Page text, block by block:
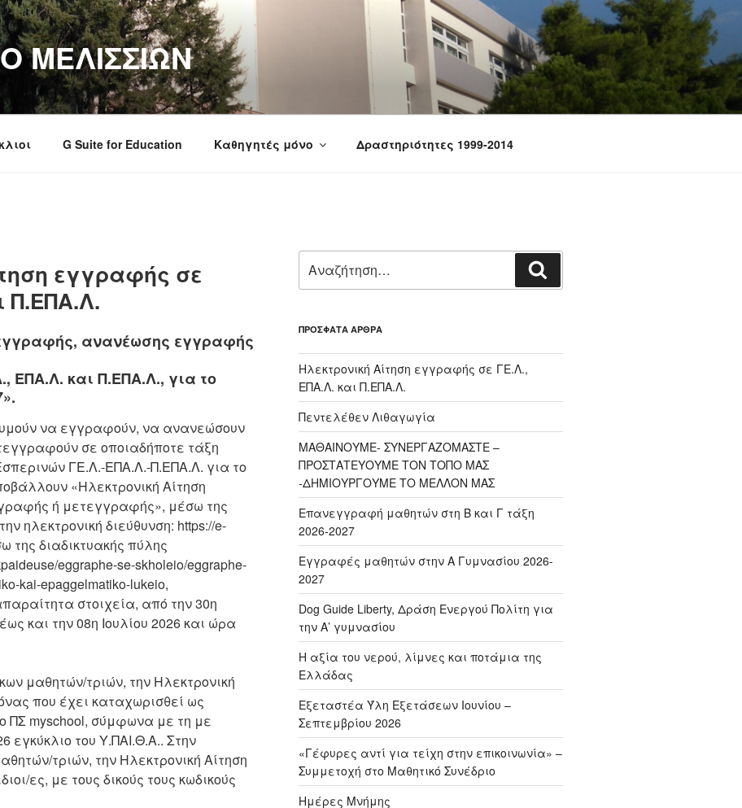
ΜΕΛΙΣΣΙΩΝ
G Suite for Education Καθηγητές μόνο Δραστηριότητες 1999-2014
εγγραφής σε
Π.ΕΠΑ.Λ.
ανανέωσης εγγραφής
ΕΠΑ.Λ. και Π.ΕΠΑ.Λ., για το
να εγγραφούν, να ανανεώσουν
σε οποιαδήποτε τάξη
ΓΕ.Λ.-ΕΠΑ.Λ.-Π.ΕΠΑ.Λ. για το
«Ηλεκτρονική Αίτηση
ή μετεγγραφής», μέσω της
ηλεκτρονική διεύθυνση: https://e-
της διαδικτυακής πύλης
eggraphe-se-skholeio/eggraphe-
kai-epaggelmatiko-lukeio,
στοιχεία, από την 30η
και την 08η Ιουλίου 2026 και ώρα
μαθητών/τριών, την Ηλεκτρονική
που έχει καταχωρισθεί ως
ΠΣ myschool, σύμφωνα με τη με
εγκύκλιο του Υ.ΠΑΙ.Θ.Α.. Στην
τριών, την Ηλεκτρονική Αίτηση
ες, με τους δικούς τους κωδικούς
για:
ΠΡΌΣΦΑΤΑ ΆΡΘΡΑ
Ηλεκτρονική Αίτηση εγγραφής σε ΓΕ.Λ.,
ΕΠΑ.Λ. και Π.ΕΠΑ.Λ.
Πεντελέθεν Λιθαγωγία
ΜΑΘΑΙΝΟΥΜΕ- ΣΥΝΕΡΓΑΖΟΜΑΣΤΕ –
ΠΡΟΣΤΑΤΕΥΟΥΜΕ ΤΟΝ ΤΟΠΟ ΜΑΣ
-ΔΗΜΙΟΥΡΓΟΥΜΕ ΤΟ ΜΕΛΛΟΝ ΜΑΣ
Επανεγγραφή μαθητών στη Β και Γ τάξη
2026-2027
Εγγραφές μαθητών στην Α Γυμνασίου 2026-
2027
Dog Guide Liberty, Δράση Ενεργού Πολίτη για
την Α’ γυμνασίου
H αξία του νερού, λίμνες και ποτάμια της
Ελλάδας
Εξεταστέα Ύλη Εξετάσεων Ιουνίου –
Σεπτεμβρίου 2026
«Γέφυρες αντί για τείχη στην επικοινωνία» –
Συμμετοχή στο Μαθητικό Συνέδριο
Ημέρες Μνήμης